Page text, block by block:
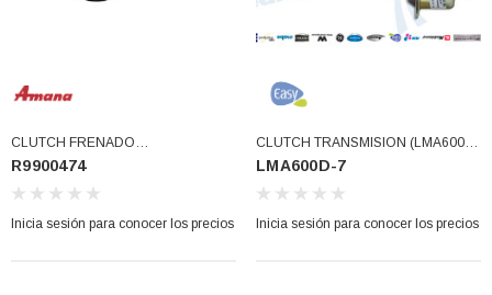
CLUTCH FRENADO
DESCONTINUADO (R9900474)
R9900474
Inicia sesión para conocer los precios
CLUTCH TRANSMISION (LMA600D-
7)
LMA600D-7
Inicia sesión para conocer los precios